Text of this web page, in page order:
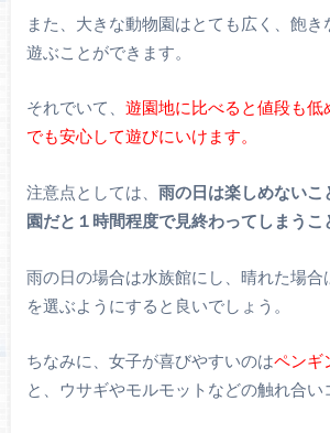
また、大きな動物園はとても広く、飽き
遊ぶことができます。
それでいて、 遊園地に比べると値段も低
でも安心して遊びにいけます。
注意点としては、 雨の日は楽しめないこ
園だと１時間程度で見終わってしまうこ
雨の日の場合は水族館にし、晴れた場合
を選ぶようにすると良いでしょう。
ちなみに、女子が喜びやすいのはペンギ
と、ウサギやモルモットなどの触れ合い